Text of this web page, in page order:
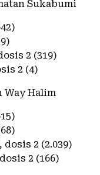
Sukabumi
2 (319)
2 (4)
Way Halim
dosis 2 (2.039)
2 (166)